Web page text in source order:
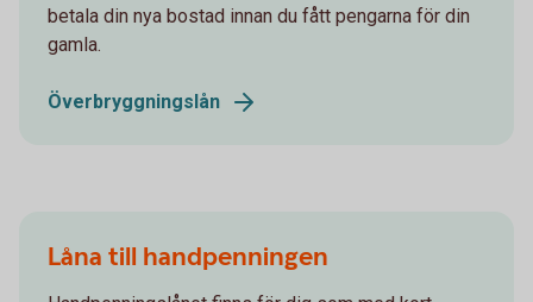
betala din nya bostad innan du fått pengarna för din
gamla.
Överbryggningslån
Låna till handpenningen